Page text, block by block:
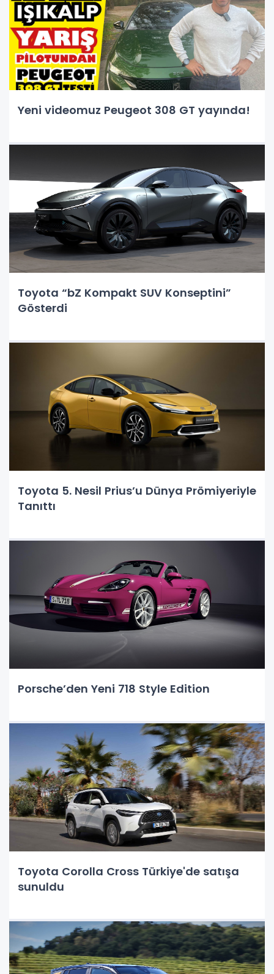
Yeni videomuz Peugeot 308 GT yayında!
Toyota “bZ Kompakt SUV Konseptini”
Gösterdi
Toyota 5. Nesil Prius’u Dünya Prömiyeriyle
Tanıttı
Porsche’den Yeni 718 Style Edition
Toyota Corolla Cross Türkiye'de satışa
sunuldu